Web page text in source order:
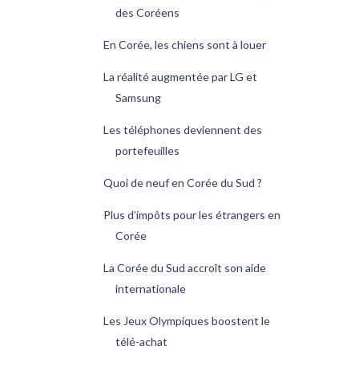
des Coréens
En Corée, les chiens sont à louer
La réalité augmentée par LG et
Samsung
Les téléphones deviennent des
portefeuilles
Quoi de neuf en Corée du Sud ?
Plus d’impôts pour les étrangers en
Corée
La Corée du Sud accroît son aide
internationale
Les Jeux Olympiques boostent le
télé-achat